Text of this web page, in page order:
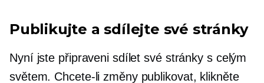
Publikujte a sdílejte své stránky
Nyní jste připraveni sdílet své stránky s celým
světem. Chcete-li změny publikovat, klikněte